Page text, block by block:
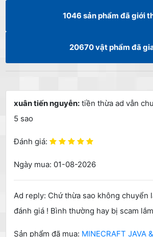
1046 sản phẩm đã giới
20670vật phẩm đã
xuân tiến nguyễn:tiền thừa ad vẫn
5 sao
Đánh giá:
Ngày mua: 01-08-2026
Ad reply: Chứ thừa sao không chuyển
đánh giá ! Bình thường hay bị scam
Sản phẩm đã mua: MINECRAFT JAVA